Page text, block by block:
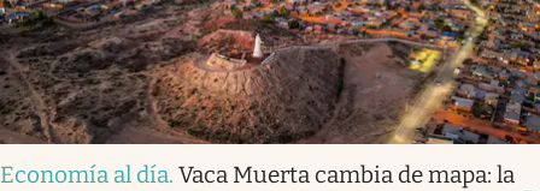
Economía al día. Vaca Muerta cambia de mapa: la